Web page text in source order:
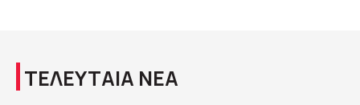
ΤΕΛΕΥΤΑΙΑ ΝΕΑ